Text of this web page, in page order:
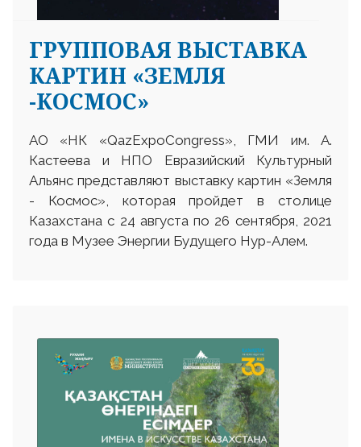
ГРУППОВАЯ ВЫСТАВКА
КАРТИН «ЗЕМЛЯ
-КОСМОС»
АО «НК «QazExpoCongress», ГМИ им. А.
Кастеева и НПО Евразийский Культурный
Альянс представляют выставку картин «Земля
- Космос», которая пройдет в столице
Казахстана с 24 августа по 26 сентября, 2021
года в Музее Энергии Будущего Нур-Алем.